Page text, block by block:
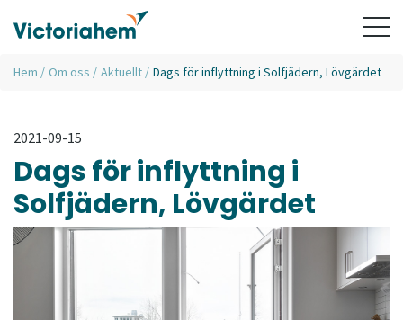
Hem / Om oss / Aktuellt / Dags för inflyttning i Solfjädern, Lövgärdet
2021-09-15
Dags för inflyttning i
Solfjädern, Lövgärdet